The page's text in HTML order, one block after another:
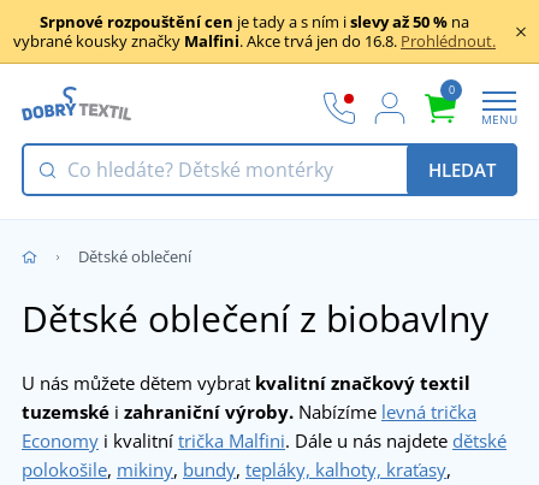
Srpnové rozpouštění cen je tady a s ním islevy až 50 % na
vybrané kousky značky Malfini. Akce trvá jen do 16.8. Prohlédnout.
0
MENU
HLEDAT
Dětské oblečení
Dětské oblečení z biobavlny
U nás můžete dětem vybrat kvalitní značkový textil
tuzemské i zahraniční výroby. Nabízíme levná trička
Economy i kvalitní trička Malfini. Dále u nás najdete dětské
polokošile, mikiny, bundy, tepláky, kalhoty, kraťasy,